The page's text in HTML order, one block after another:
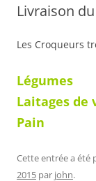
Livraison
Les Croqueurs
Légumes
Laitages de
Pain
Cette entrée a été
2015 par john.